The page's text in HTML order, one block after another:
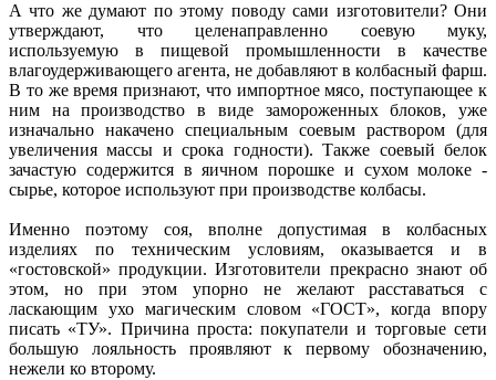
А что же думают по этому поводу сами изготовители? Они
утверждают, что целенаправленно соевую муку,
используемую в пищевой промышленности в качестве
влагоудерживающего агента, не добавляют в колбасный фарш.
В то же время признают, что импортное мясо, поступающее к
ним на производство в виде замороженных блоков, уже
изначально накачено специальным соевым раствором (для
увеличения массы и срока годности). Также соевый белок
зачастую содержится в яичном порошке и сухом молоке -
сырье, которое используют при производстве колбасы.
Именно поэтому соя, вполне допустимая в колбасных
изделиях по техническим условиям, оказывается и в
«гостовской» продукции. Изготовители прекрасно знают об
этом, но при этом упорно не желают расставаться с
ласкающим ухо магическим словом «ГОСТ», когда впору
писать «ТУ». Причина проста: покупатели и торговые сети
большую лояльность проявляют к первому обозначению,
нежели ко второму.